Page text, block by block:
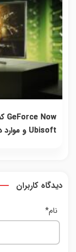
Ubisoft و موارد دیگر اضافه می کند – KitGuru
دیدگاه کاربران
نام*